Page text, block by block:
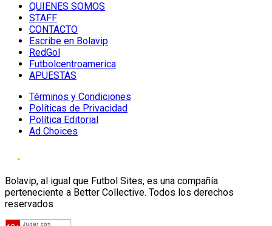
QUIENES SOMOS
STAFF
CONTACTO
Escribe en Bolavip
RedGol
Futbolcentroamerica
APUESTAS
Términos y Condiciones
Políticas de Privacidad
Política Editorial
Ad Choices
Bolavip, al igual que Futbol Sites, es una compañía
perteneciente a Better Collective. Todos los derechos
reservados